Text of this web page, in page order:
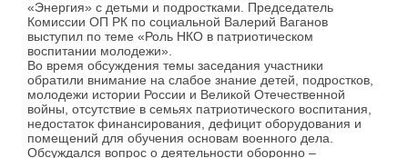
«Энергия» с детьми и подростками. Председатель
Комиссии ОП РК по социальной Валерий Ваганов
выступил по теме «Роль НКО в патриотическом
воспитании молодежи».
Во время обсуждения темы заседания участники
обратили внимание на слабое знание детей, подростков,
молодежи истории России и Великой Отечественной
войны, отсутствие в семьях патриотического воспитания,
недостаток финансирования, дефицит оборудования и
помещений для обучения основам военного дела.
Обсуждался вопрос о деятельности оборонно –